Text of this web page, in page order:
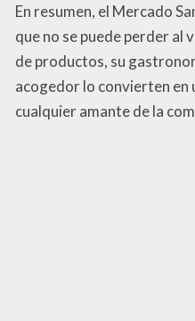
En resumen, el Mercado
que no se puede perder al
de productos, su
acogedor lo convierten en
cualquier amante de la